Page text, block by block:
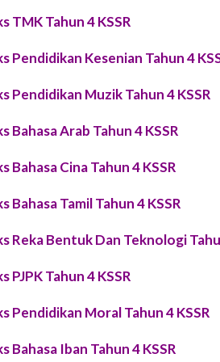
TMK Tahun 4 KSSR
Pendidikan Kesenian Tahun 4
Pendidikan Muzik Tahun 4 KSSR
Bahasa Arab Tahun 4 KSSR
Bahasa Cina Tahun 4 KSSR
Bahasa Tamil Tahun 4 KSSR
Reka Bentuk Dan Teknologi
PJPK Tahun 4 KSSR
Pendidikan Moral Tahun 4 KSSR
Bahasa Iban Tahun 4 KSSR